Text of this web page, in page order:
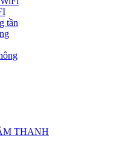
tần
THANH